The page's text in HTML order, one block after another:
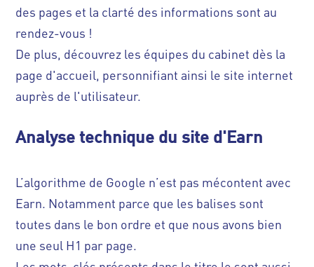
des pages et la clarté des informations sont au
rendez-vous !
De plus, découvrez les équipes du cabinet dès la
page d'accueil, personnifiant ainsi le site internet
auprès de l'utilisateur.
Analyse technique du site d'Earn
L’algorithme de Google n’est pas mécontent avec
Earn. Notamment parce que les balises sont
toutes dans le bon ordre et que nous avons bien
une seul H1 par page.